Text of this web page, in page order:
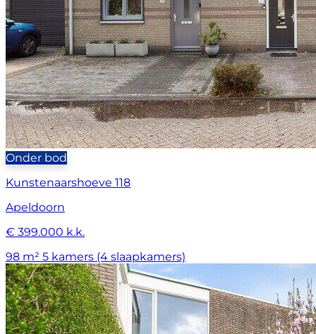
Onder bod
Kunstenaarshoeve 118
Apeldoorn
€ 399.000 k.k.
98 m² 5 kamers (4 slaapkamers)